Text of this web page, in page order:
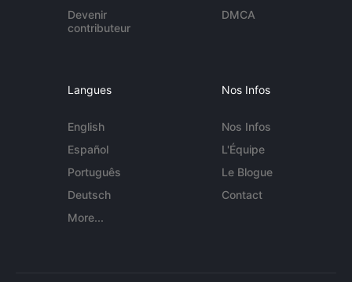
Devenir
contributeur
DMCA
Langues
English
Español
Português
Deutsch
More...
Nos Infos
Nos Infos
L'Équipe
Le Blogue
Contact